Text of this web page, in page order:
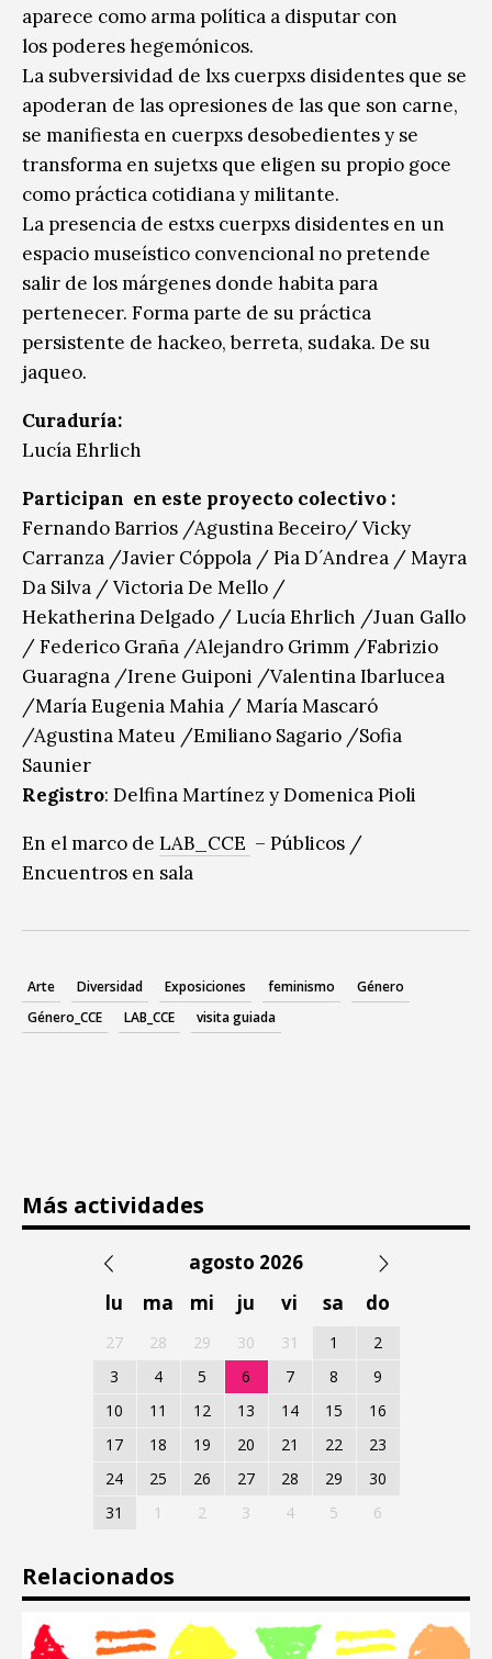
aparece como arma política a disputar con
los poderes hegemónicos.
La subversividad de lxs cuerpxs disidentes que se
apoderan de las opresiones de las que son carne,
se manifiesta en cuerpxs desobedientes y se
transforma en sujetxs que eligen su propio goce
como práctica cotidiana y militante.
La presencia de estxs cuerpxs disidentes en un
espacio museístico convencional no pretende
salir de los márgenes donde habita para
pertenecer. Forma parte de su práctica
persistente de hackeo, berreta, sudaka. De su
jaqueo.
Curaduría:
Lucía Ehrlich
Participan en este proyecto colectivo :
Fernando Barrios /Agustina Beceiro/ Vicky
Carranza /Javier Cóppola / Pia D´Andrea / Mayra
Da Silva / Victoria De Mello /
Hekatherina Delgado / Lucía Ehrlich /Juan Gallo
/ Federico Graña /Alejandro Grimm /Fabrizio
Guaragna /Irene Guiponi /Valentina Ibarlucea
/María Eugenia Mahia / María Mascaró
/Agustina Mateu /Emiliano Sagario /Sofia
Saunier
Registro: Delfina Martínez y Domenica Pioli
En el marco de LAB_CCE – Públicos /
Encuentros en sala
Arte Diversidad Exposiciones feminismo
Género
Género_CCE
LAB_CCE visita guiada
Más actividades
agosto 2026
lu
ma mi ju vi sa do
27 28 29 30 31 1
2
3
4 5 6 7 8
9
10
11 12 13 14 15
16
17
18 19 20 21 22
23
24
25 26 27 28 29
30
31
1 2 3 4 5 6
Relacionados